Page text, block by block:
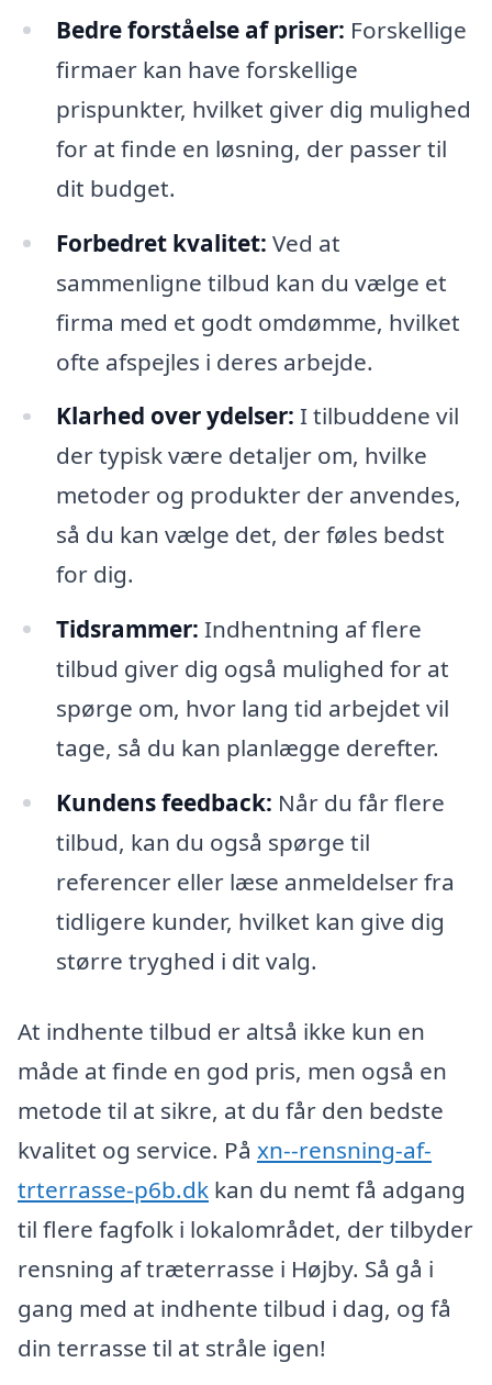
Bedre forståelse af priser: Forskellige
firmaer kan have forskellige
prispunkter, hvilket giver dig mulighed
for at finde en løsning, der passer til
dit budget.
Forbedret kvalitet: Ved at
sammenligne tilbud kan du vælge et
firma med et godt omdømme, hvilket
ofte afspejles i deres arbejde.
Klarhed over ydelser: I tilbuddene vil
der typisk være detaljer om, hvilke
metoder og produkter der anvendes,
så du kan vælge det, der føles bedst
for dig.
Tidsrammer: Indhentning af flere
tilbud giver dig også mulighed for at
spørge om, hvor lang tid arbejdet vil
tage, så du kan planlægge derefter.
Kundens feedback: Når du får flere
tilbud, kan du også spørge til
referencer eller læse anmeldelser fra
tidligere kunder, hvilket kan give dig
større tryghed i dit valg.
At indhente tilbud er altså ikke kun en
måde at finde en god pris, men også en
metode til at sikre, at du får den bedste
kvalitet og service. På xn--rensning-af-
trterrasse-p6b.dk kan du nemt få adgang
til flere fagfolk i lokalområdet, der tilbyder
rensning af træterrasse i Højby. Så gå i
gang med at indhente tilbud i dag, og få
din terrasse til at stråle igen!